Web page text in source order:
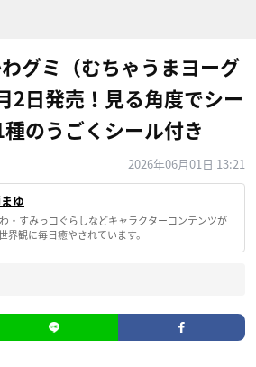
わグミ（むちゃうまヨーグ
2日発売！見る角度でシー
のうごくシール付き
2026年06月01日 13:21
ゆ
・すみっコぐらしなどキャラクターコンテンツが
界観に毎日癒やされています。